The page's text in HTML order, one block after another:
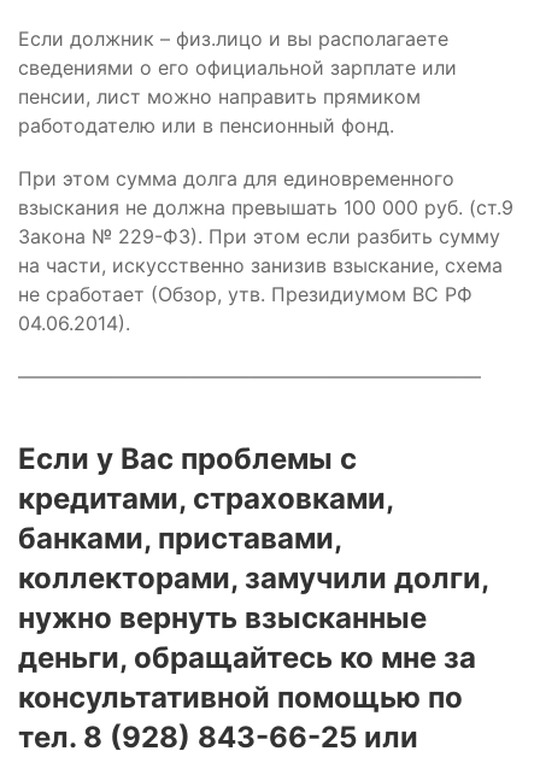
Если должник – физ.лицо и вы располагаете
сведениями о его официальной зарплате или
пенсии, лист можно направить прямиком
работодателю или в пенсионный фонд.
При этом сумма долга для единовременного
взыскания не должна превышать 100 000 руб. (ст.9
Закона № 229-ФЗ). При этом если разбить сумму
на части, искусственно занизив взыскание, схема
не сработает (Обзор, утв. Президиумом ВС РФ
04.06.2014).
————————————————————————
Если у Вас проблемы с
кредитами, страховками,
банками, приставами,
коллекторами, замучили долги,
нужно вернуть взысканные
деньги, обращайтесь ко мне за
консультативной помощью по
тел. 8 (928) 843-66-25 или